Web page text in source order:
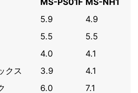
MS-PS01F MS-NH1
5.9
4.9
5.5
5.5
4.0
4.1
クス
3.9
4.1
6.0 7.1